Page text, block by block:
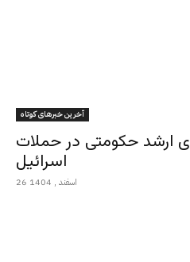
آخرین خبرهای کوتاه
ارشد حکومتی در حملات
اسرائیل
26 اسفند , 1404